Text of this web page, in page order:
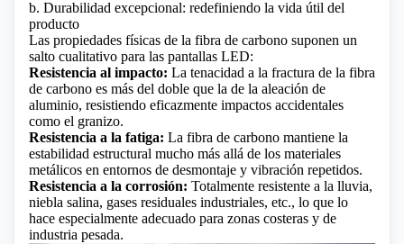
b. Durabilidad excepcional: redefiniendo la vida útil del
producto
Las propiedades físicas de la fibra de carbono suponen un
salto cualitativo para las pantallas LED:
Resistencia al impacto: La tenacidad a la fractura de la fibra
de carbono es más del doble que la de la aleación de
aluminio, resistiendo eficazmente impactos accidentales
como el granizo.
Resistencia a la fatiga: La fibra de carbono mantiene la
estabilidad estructural mucho más allá de los materiales
metálicos en entornos de desmontaje y vibración repetidos.
Resistencia a la corrosión: Totalmente resistente a la lluvia,
niebla salina, gases residuales industriales, etc., lo que lo
hace especialmente adecuado para zonas costeras y de
industria pesada.